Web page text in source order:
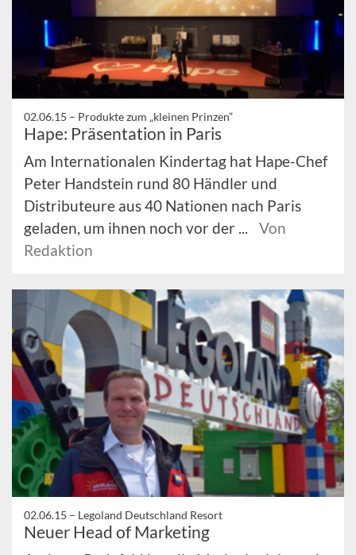
02.06.15 – Produkte zum „kleinen Prinzen”
Hape: Präsentation in Paris
Am Internationalen Kindertag hat Hape-Chef
Peter Handstein rund 80 Händler und
Distributeure aus 40 Nationen nach Paris
geladen, um ihnen noch vor der ...
Von
Redaktion
02.06.15 – Legoland Deutschland Resort
Neuer Head of Marketing